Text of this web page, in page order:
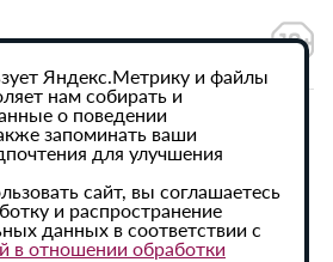
персональных данных
сайта активная
64» обязательна.
Яндекс.Метрику и файлы
нам собирать и
о поведении
запоминать ваши
для улучшения
сайт, вы соглашаетесь
и распространение
данных в соответствии с
в отношении обработки